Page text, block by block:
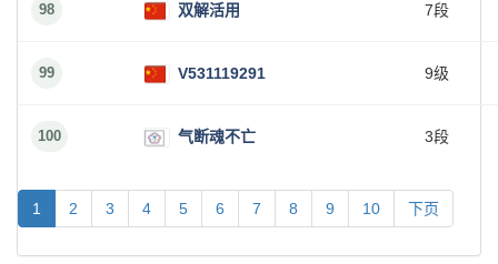
98 双解活用 7段
99 V531119291 9级
100 气断魂不亡 3段
1 2 3 4 5 6 7 8 9 10 下页